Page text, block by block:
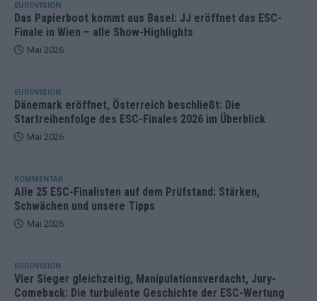
EUROVISION
Das Papierboot kommt aus Basel: JJ eröffnet das ESC-
Finale in Wien – alle Show-Highlights
Mai 2026
EUROVISION
Dänemark eröffnet, Österreich beschließt: Die
Startreihenfolge des ESC-Finales 2026 im Überblick
Mai 2026
KOMMENTAR
Alle 25 ESC-Finalisten auf dem Prüfstand: Stärken,
Schwächen und unsere Tipps
Mai 2026
EUROVISION
Vier Sieger gleichzeitig, Manipulationsverdacht, Jury-
Comeback: Die turbulente Geschichte der ESC-Wertung